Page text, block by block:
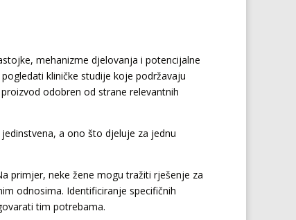
mehanizme djelovanja i potencijalne
kliničke studije koje podržavaju
odobren od strane relevantnih
a ono što djeluje za jednu
primjer, neke žene mogu tražiti rješenje za
odnosima. Identificiranje specifičnih
tim potrebama.